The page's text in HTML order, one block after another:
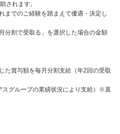
されます。
までのご経験を踏まえて優遇・決定し
分割で受取る」を選択した場合の金額
た賞与額を毎月分割支給（年2回の受取
グループの業績状況により支給）※直